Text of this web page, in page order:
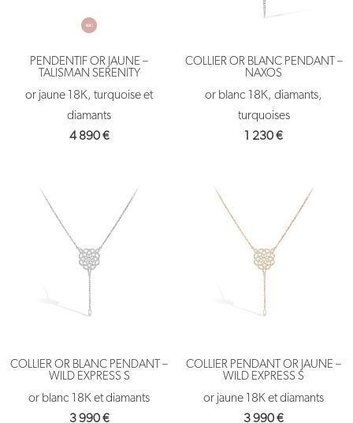
PENDENTIF OR JAUNE –
TALISMAN SERENITY
or jaune 18K, turquoise et
diamants
4 890€
COLLIER OR BLANC PENDANT –
NAXOS
or blanc 18K, diamants,
turquoises
1 230€
COLLIER OR BLANC PENDANT –
WILD EXPRESS S
or blanc 18K et diamants
3 990€
COLLIER PENDANT OR JAUNE –
WILD EXPRESS S
or jaune 18K et diamants
3 990€